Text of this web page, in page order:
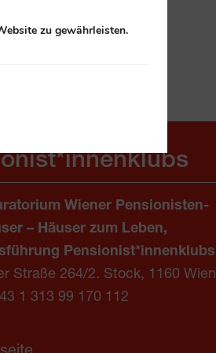
Wiener Pensionisten-
– Häuser zum Leben,
Pensionist*innenklubs
Straße 264/2. Stock, 1160 Wien
1 313 99 170 112
zu gewährleisten.